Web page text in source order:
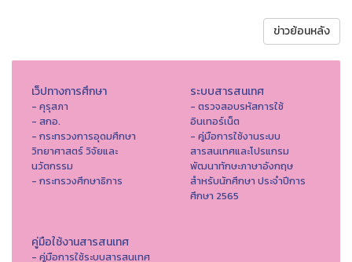
ข่าวย้อนหลัง
เว็ปทางการศึกษา
- คุรุสภา
- สกอ.
- กระทรวงการอุดมศึกษา
วิทยาศาสตร์ วิจัยและ
นวัตกรรม
- กระทรวงศึกษาธิการ
ระบบสารสนเทศ
- ตรวจสอบรหัสการใช้
อินเทอร์เน็ต
- คู่มือการใช้งานระบบ
สารสนเทศและโปรแกรม
พัฒนาทักษะภาษาอังกฤษ
สำหรับนักศึกษา ประจำปีการ
ศึกษา 2565
คู่มือใช้งานสารสนเทศ
- คู่มือการใช้ระบบสารสนเทศ